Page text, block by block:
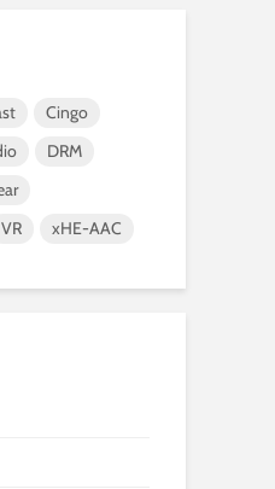
Cingo
DRM
VR xHE-AAC